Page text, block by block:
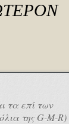
τα επί των
της G-M-R)